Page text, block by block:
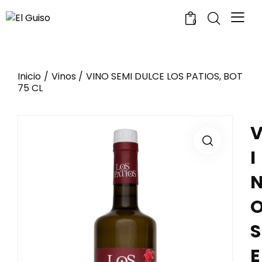
0
Inicio Vinos
VINO SEMI DULCE LOS PATIOS, BOT
75 CL
I
S
E